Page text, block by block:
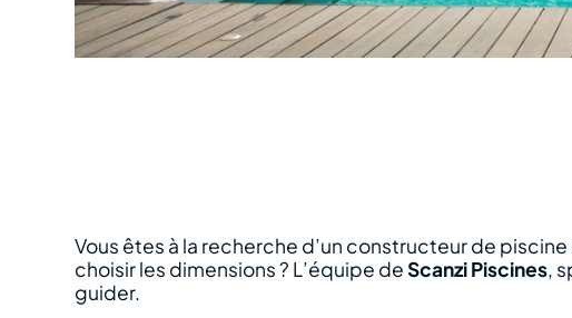
Vous êtes à la recherche d’un constructeur de
choisir les dimensions ? L’équipe deScanzi Piscines,
guider.